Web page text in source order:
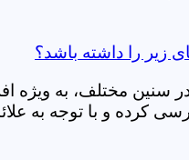
زیر را داشته باشد؟
سنین مختلف، به ویژه
کرده و با توجه به